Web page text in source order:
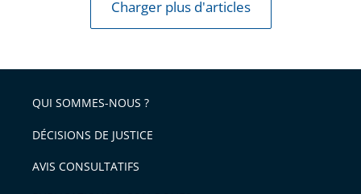
Charger plus d'articles
QUI SOMMES-NOUS ?
DÉCISIONS DE JUSTICE
AVIS CONSULTATIFS